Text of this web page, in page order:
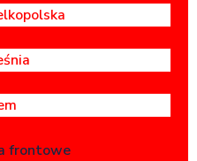
frontowe